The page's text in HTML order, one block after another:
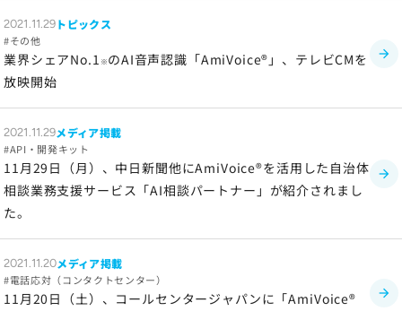
メールマガジン
2021.11.29 トピックス
その他
業界シェアNo.1 ※のAI音声認識「AmiVoice®」、テレビCMを
放映開始
2021.11.29メディア掲載
API・開発キット
11月29日（月）、中日新聞他にAmiVoice®を活用した自治体
相談業務支援サービス「AI相談パートナー」が紹介されまし
た。
2021.11.20メディア掲載
電話応対（コンタクトセンター）
11月20日（土）、コールセンタージャパンに「AmiVoice®